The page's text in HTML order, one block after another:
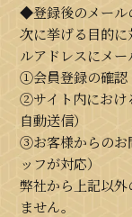
◆登録後のメール
次に挙げる目的
ルアドレスにメー
①会員登録の確認
②サイト内におけ
自動送信）
③お客様からのお
ッフが対応）
弊社から上記以
ません。